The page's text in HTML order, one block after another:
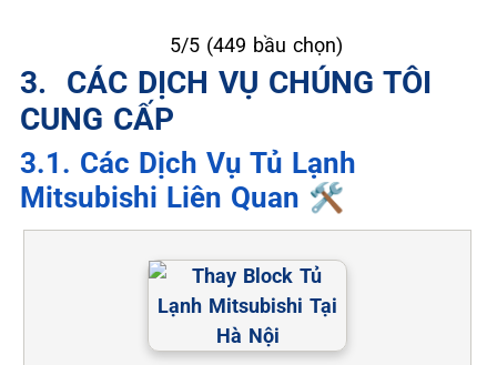
5/5 (449 bầu chọn)
3. ️ CÁC DỊCH VỤ CHÚNG TÔI
CUNG CẤP
3.1. Các Dịch Vụ Tủ Lạnh
Mitsubishi Liên Quan 🛠️